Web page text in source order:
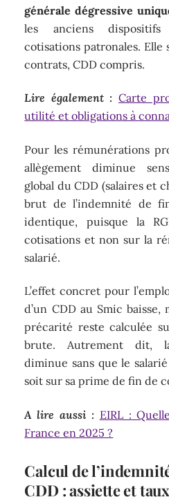
générale dégressive
les anciens dispositifs
cotisations patronales. Elle
contrats, CDD compris.
Lire également : Carte
utilité et obligations à
Pour les rémunérations
allègement diminue
global du CDD (salaires et
brut de l’indemnité de
identique, puisque la
cotisations et non sur la
salarié.
L’effet concret pour
d’un CDD au Smic baisse,
précarité reste calculée
brute. Autrement dit,
diminue sans que le
soit sur sa prime de fin de
A lire aussi : EIRL :
France en 2025 ?
Calcul de
CDD : assiette et